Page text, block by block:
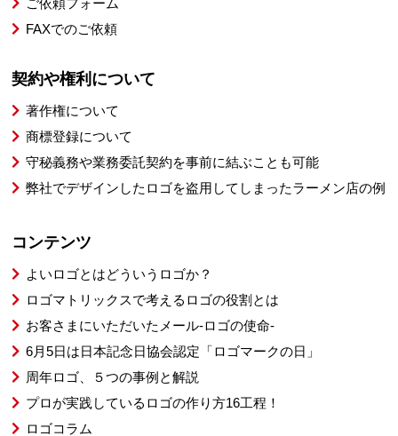
FAXでのご依頼
契約や権利について
著作権について
商標登録について
守秘義務や業務委託契約を事前に結ぶことも可能
弊社でデザインしたロゴを盗用してしまったラーメン店の例
コンテンツ
よいロゴとはどういうロゴか？
ロゴマトリックスで考えるロゴの役割とは
お客さまにいただいたメール-ロゴの使命-
6月5日は日本記念日協会認定「ロゴマークの日」
周年ロゴ、５つの事例と解説
プロが実践しているロゴの作り方16工程！
ロゴコラム